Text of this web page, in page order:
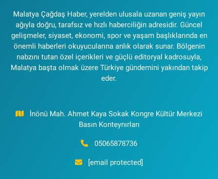
Malatya Çağdaş Haber, yerelden ulusala uzanan geniş yayın
ağıyla doğru, tarafsız ve hızlı haberciliğin adresidir. Güncel
gelişmeler, siyaset, ekonomi, spor ve yaşam başlıklarında en
önemli haberleri okuyucularına anlık olarak sunar. Bölgenin
nabzını tutan özel içerikleri ve güçlü editoryal kadrosuyla,
Malatya başta olmak üzere Türkiye gündemini yakından takip
eder.
İnönü Mah. Ahmet Kaya Sokak Kongre Kültür Merkezi
Basın Konteynırları
05065878736
[email protected]